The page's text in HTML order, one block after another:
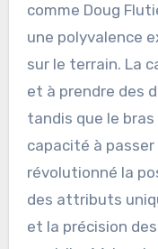
les
Les légendes du
distinguent par
leurs styles de
comme Doug
une polyvalence
sur le terrain. La